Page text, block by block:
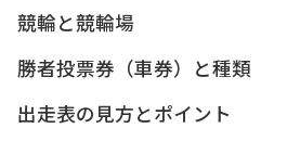
競輪と競輪場
勝者投票券（車券）と種類
出走表の見方とポイント